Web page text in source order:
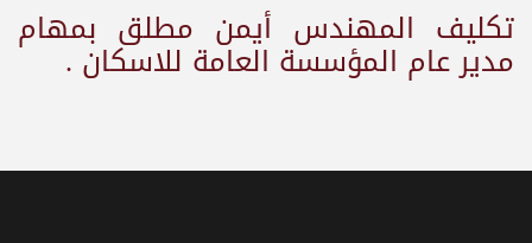
تكليف المهندس أيمن مطلق بمهام
مدير عام المؤسسة العامة للاسكان .